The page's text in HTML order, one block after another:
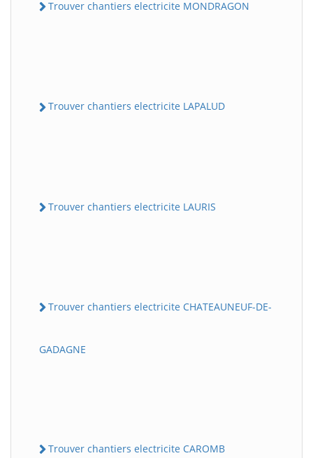
Trouver chantiers electricite MONDRAGON
Trouver chantiers electricite LAPALUD
Trouver chantiers electricite LAURIS
Trouver chantiers electricite CHATEAUNEUF-DE-
GADAGNE
Trouver chantiers electricite CAROMB